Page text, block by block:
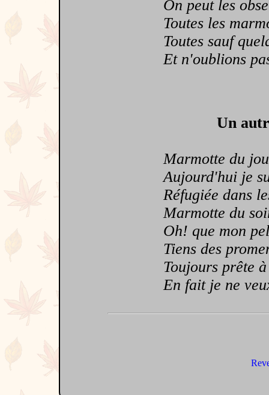
On peut les
Toutes les
Toutes sauf
Et n'oublions
Un
Marmotte du
Aujourd'hui je
Réfugiée dans
Marmotte du
Oh! que mon
Tiens des
Toujours prête à
En fait je ne